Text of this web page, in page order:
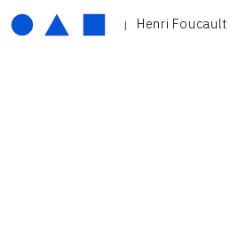
Henri Foucault